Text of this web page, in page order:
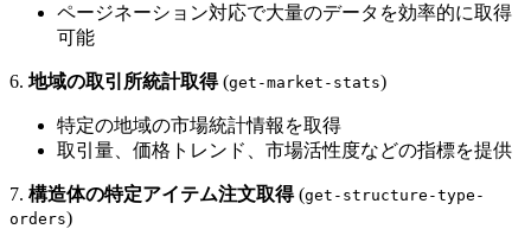
ページネーション対応で大量のデータを効率的に取得
可能
6. 地域の取引所統計取得(get-market-stats)
特定の地域の市場統計情報を取得
取引量、価格トレンド、市場活性度などの指標を提供
7. 構造体の特定アイテム注文取得(get-structure-type-
orders)